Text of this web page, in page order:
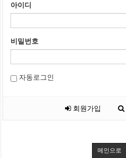
아이디
비밀번호
자동로그인
회원가입
메인으로